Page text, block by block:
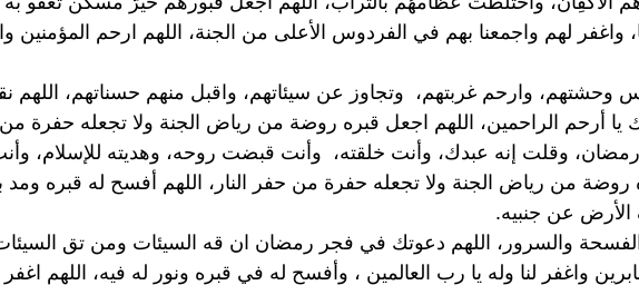
واغفر لهم واجمعنا بهم في الفردوس الأعلى من الجنة، اللهم ارحم المؤمنين
وارحم غربتهم، وتجاوز عن سيئاتهم، واقبل منهم حسناتهم، اللهم
يا أرحم الراحمين، اللهم اجعل قبره روضة من رياض الجنة ولا تجعله حفرة من
وقلت إنه عبدك، وأنت خلقته، وأنت قبضت روحه، وهديته للإسلام،
روضة من رياض الجنة ولا تجعله حفرة من حفر النار، اللهم أفسح له قبره
عن جنبيه.
والسرور، اللهم دعوتك في فجر رمضان ان قه السيئات ومن تق
واغفر لنا وله يا رب العالمين ، وأفسح له في قبره ونور له فيه، اللهم